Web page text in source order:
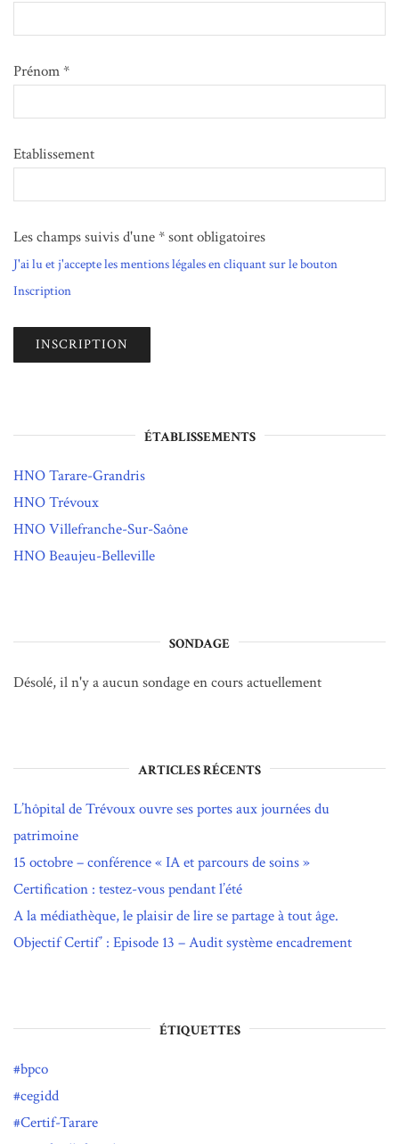
Prénom *
Etablissement
Les champs suivis d'une * sont obligatoires
J'ai lu et j'accepte les mentions légales en cliquant sur le bouton
Inscription
ÉTABLISSEMENTS
HNO Tarare-Grandris
HNO Trévoux
HNO Villefranche-Sur-Saône
HNO Beaujeu-Belleville
SONDAGE
Désolé, il n'y a aucun sondage en cours actuellement
ARTICLES RÉCENTS
L’hôpital de Trévoux ouvre ses portes aux journées du
patrimoine
15 octobre – conférence « IA et parcours de soins »
Certification : testez-vous pendant l’été
A la médiathèque, le plaisir de lire se partage à tout âge.
Objectif Certif’ : Episode 13 – Audit système encadrement
ÉTIQUETTES
bpco
cegidd
Certif-Tarare